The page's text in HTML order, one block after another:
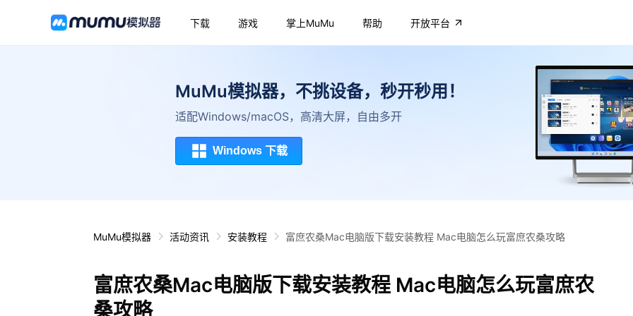
下载 游戏 掌上MuMu 帮助 开放平台
MuMu模拟器，不挑设备，秒开秒用！
适配Windows/macOS，高清大屏，自由多开
Windows 下载
MuMu模拟器 活动资讯 安装教程 富庶农桑Mac电脑版下载安装教程 Mac电脑怎么玩富庶农桑攻略
富庶农桑Mac电脑版下载安装教程 Mac电脑怎么玩富庶农
桑攻略